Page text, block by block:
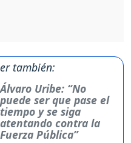
también:
Álvaro Uribe: “No
puede ser que pase el
tiempo y se siga
atentando contra la
Fuerza Pública”